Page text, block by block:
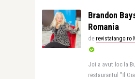
Brandon
Romania
de revistatango.ro
Joi a avut loc la
restaurantul "Il